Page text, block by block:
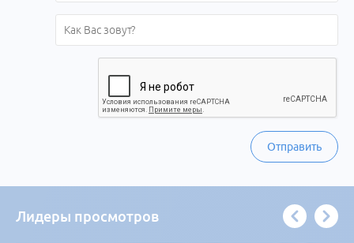
Отправить
Лидеры просмотров